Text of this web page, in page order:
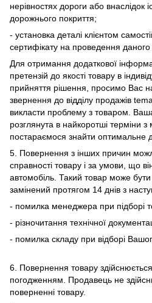
нерівностях дороги або внаслідок
дорожнього покриття;
- установка деталі клієнтом
сертифікату на проведення даного
Для отримання додаткової
претензій до якості товару в
прийняття рішення, просимо Вас
звернення до відділу продажів
викласти проблему з товаром.
розглянута в найкоротші терміни
постараємося знайти оптимальне
5. Повернення з інших причин
справності товару і за умови, що
автомобіль. Такий товар може
замінений протягом 14 днів з
- помилка менеджера при підборі
- різночитання технічної
- помилка складу при відборі
6. Повернення товару
погодженням. Продавець не
поверненні товару.